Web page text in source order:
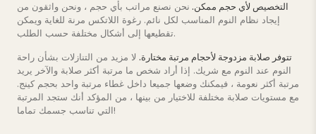
التخصيص لأي حجم ممكن. نحن نصنع مراتب بأي حجم ، ونحن واثقون من
إيجاد نظام النوم المناسب لكل نائم. رغوة اللاتكس مرنة للغاية ويمكن
تقطيعها إلى أشكال مختلفة حسب الطلب.
تتوفر صلابة مزدوجة لأحجام مرتبة مختارة. لا مزيد من التنازلات بشأن راحة
النوم عند النوم مع شريك. إذا أراد شخص ما مرتبة أكثر صلابة والآخر يريد
مرتبة أكثر نعومة ، فيمكنك وضعها جميعا داخل غطاء مرتبة واحد بحجم كينج.
مع مستويات صلابة مختلفة للاختيار من بينها ، من المؤكد أنك ستجد المرتبة
التي تناسب جسمك تماما!